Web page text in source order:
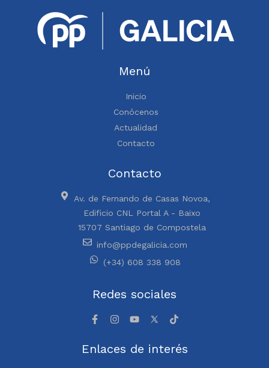
Menú
Inicio
Conócenos
Actualidad
Contacto
Contacto
Av. de Fernando de Casas Novoa,
Edificio CNL Portal A - Baixo
15707 Santiago de Compostela
info@ppdegalicia.com
(+34) 608 338 908
Redes sociales
Enlaces de interés